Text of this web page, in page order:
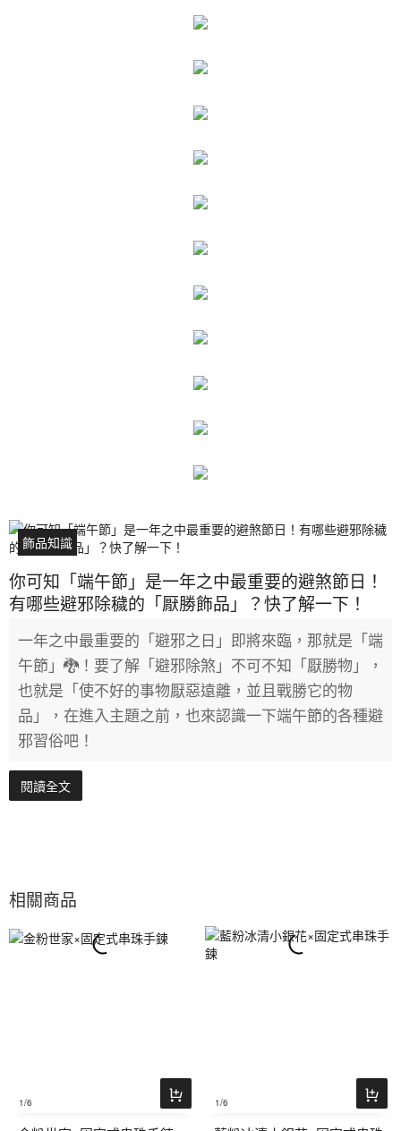
飾品知識
你可知「端午節」是一年之中最重要的避煞節日！
有哪些避邪除穢的「厭勝飾品」？快了解一下！
一年之中最重要的「避邪之日」即將來臨，那就是「端
午節」🐉！要了解「避邪除煞」不可不知「厭勝物」，
也就是「使不好的事物厭惡遠離，並且戰勝它的物
品」，在進入主題之前，也來認識一下端午節的各種避
邪習俗吧！
閱讀全文
相關商品
1/6 1/6